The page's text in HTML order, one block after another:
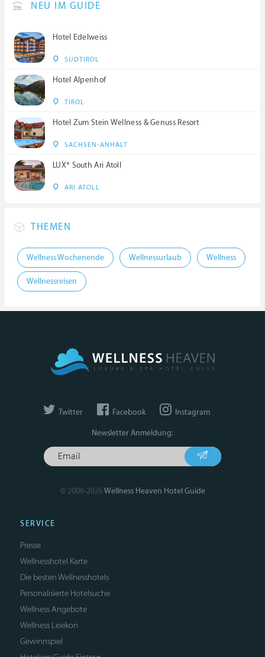
NEU IM GUIDE
Hotel Edelweiss
SÜDTIROL
Hotel Alpenhof
TIROL
Hotel Zum Stein Wellness & Genuss Resort
SACHSEN-ANHALT
LUX* South Ari Atoll
ARI ATOLL
THEMEN
Wellness Wochenende Wellnessurlaub Wellness
Wellnessreisen
Twitter Facebook Instagram
Newsletter Anmeldung:
© 2006-2026Wellness Heaven Hotel Guide
SERVICE
Presse
Wellnesshotel Karte
Die besten Wellnesshotels
Personalisierte Hotelsuche
Wellness Angebote
Wellness Lexikon
Gewinnspiel